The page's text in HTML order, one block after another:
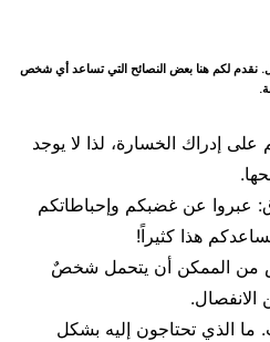
نقدم لكم هنا بعض النصائح التي تساعد أي شخص
إدراك الخسارة، لذا لا يوجد
عبروا عن غضبكم وإحباطاتكم
هذا كثيراً!
من الممكن أن يتحمل شخصٌ
الانفصال.
ما الذي تحتاجون إليه بشكل